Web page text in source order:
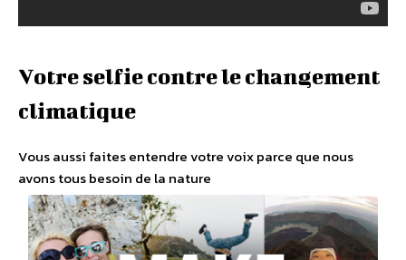
Votre selfie contre le changement
climatique
Vous aussi faites entendre votre voix parce que nous
avons tous besoin de la nature